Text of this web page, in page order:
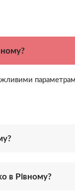
в Рівному?